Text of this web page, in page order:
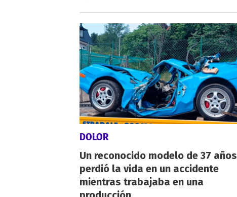
DOLOR
Un reconocido modelo de 37 años
perdió la vida en un accidente
mientras trabajaba en una